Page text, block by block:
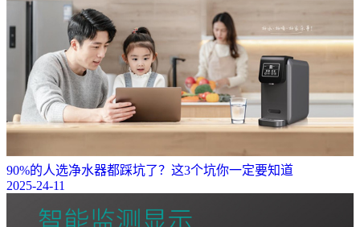
90%的人选净水器都踩坑了？这3个坑你一定要知道
2025-24-11